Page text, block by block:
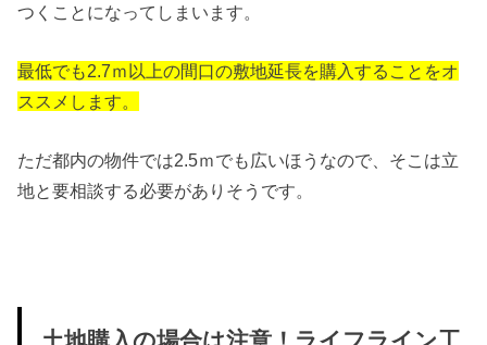
つくことになってしまいます。
最低でも2.7ｍ以上の間口の敷地延長を購入することをオ
ススメします。
ただ都内の物件では2.5ｍでも広いほうなので、そこは立
地と要相談する必要がありそうです。